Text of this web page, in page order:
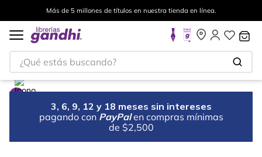
Más de 5 millones de títulos en nuestra tienda en línea.
¿Qué estás buscando?
3, 6, 9, 12 y 18 meses sin intereses
pagando con PayPal en compras mínimas
de $2,500